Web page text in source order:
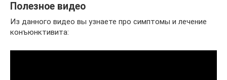
Полезное видео
Из данного видео вы узнаете про симптомы и лечение
конъюнктивита: